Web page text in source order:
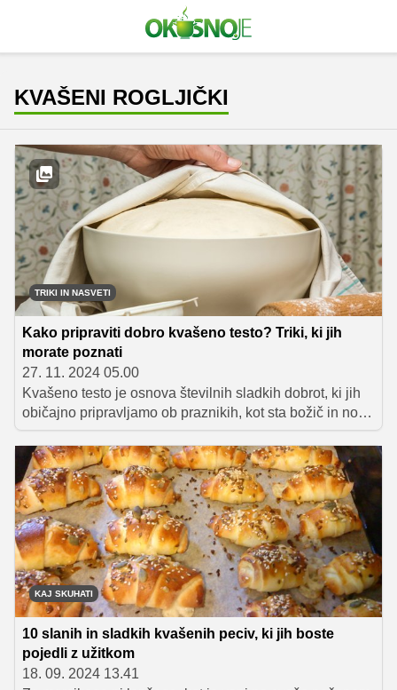
KVAŠENI ROGLJIČKI
TRIKI IN NASVETI
Kako pripraviti dobro kvašeno testo? Triki, ki jih
morate poznati
27. 11. 2024 05.00
Kvašeno testo je osnova številnih sladkih dobrot, ki jih
običajno pripravljamo ob praznikih, kot sta božič in novo
leto. Dobro je poznati nekaj trikov in nasvetov, z
upoštevanjem katerih bo vaše kvašeno pecivo vedno
uspelo!
KAJ SKUHATI
10 slanih in sladkih kvašenih peciv, ki jih boste
pojedli z užitkom
18. 09. 2024 13.41